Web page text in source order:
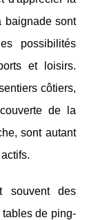
baignade sont
possibilités
et loisirs.
côtiers,
de la
sont autant
souvent des
tables de ping-